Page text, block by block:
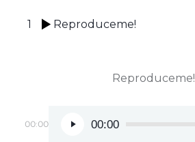
1 Reproduceme!
Reproduceme!
00:00
Reproductor de audio
00:00